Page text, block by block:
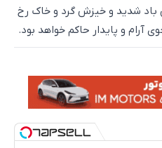
شدید و خیزش گرد و خاک رخ
آرام و پایدار حاکم خواهد بود.